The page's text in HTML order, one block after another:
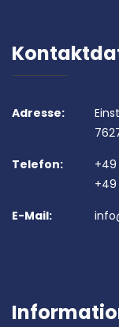
Adresse:
Telefon:
+49
+49
E-Mail: